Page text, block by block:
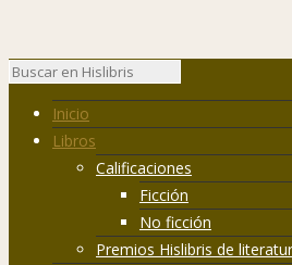
Inicio
Libros
Calificaciones
Ficción
No ficción
Premios Hislibris de